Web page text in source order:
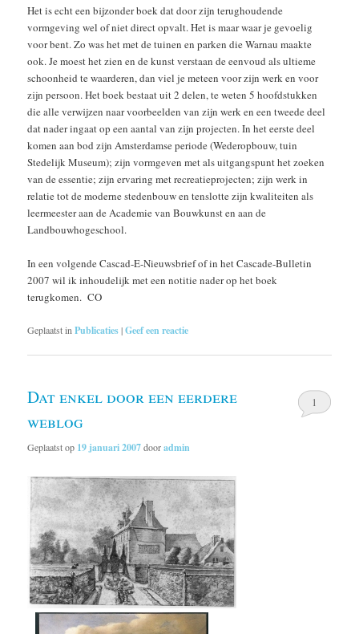
Het is echt een bijzonder boek dat door zijn terughoudende
vormgeving wel of niet direct opvalt. Het is maar waar je gevoelig
voor bent. Zo was het met de tuinen en parken die Warnau maakte
ook. Je moest het zien en de kunst verstaan de eenvoud als ultieme
schoonheid te waarderen, dan viel je meteen voor zijn werk en voor
zijn persoon. Het boek bestaat uit 2 delen, te weten 5 hoofdstukken
die alle verwijzen naar voorbeelden van zijn werk en een tweede deel
dat nader ingaat op een aantal van zijn projecten. In het eerste deel
komen aan bod zijn Amsterdamse periode (Wederopbouw, tuin
Stedelijk Museum); zijn vormgeven met als uitgangspunt het zoeken
van de essentie; zijn ervaring met recreatieprojecten; zijn werk in
relatie tot de moderne stedenbouw en tenslotte zijn kwaliteiten als
leermeester aan de Academie van Bouwkunst en aan de
Landbouwhogeschool.
In een volgende Cascad-E-Nieuwsbrief of in het Cascade-Bulletin
2007 wil ik inhoudelijk met een notitie nader op het boek
terugkomen. CO
Geplaatst in Publicaties|Geef een reactie
Dat enkel door een eerdere
weblog
Geplaatst op 19 januari 2007dooradmin
1